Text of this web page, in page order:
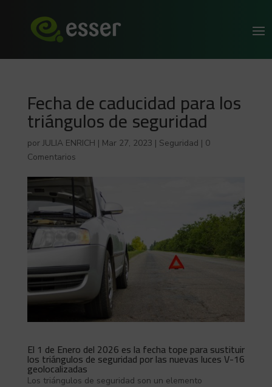
Fecha de caducidad para los
triángulos de seguridad
por JULIA ENRICH | Mar 27, 2023 | Seguridad | 0
Comentarios
El 1 de Enero del 2026 es la fecha tope para sustituir
los triángulos de seguridad por las nuevas luces V-16
geolocalizadas
Los triángulos de seguridad son un elemento